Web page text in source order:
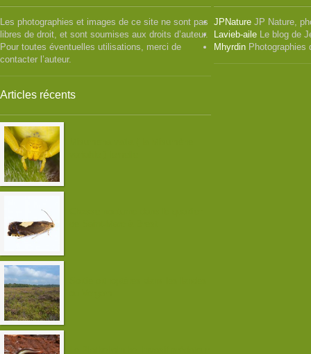
Les photographies et images de ce site ne sont pas
libres de droit, et sont soumises aux droits d’auteur.
Pour toutes éventuelles utilisations, merci de
contacter l’auteur.
Articles récents
JPNatureJP Nature,
Lavieb-aileLe blog de
MhyrdinPhotographies